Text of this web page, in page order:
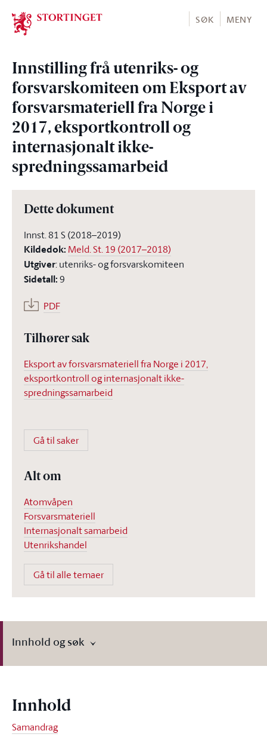
Stortinget.no
SØK MENY
Innstilling frå utenriks- og
forsvarskomiteen om Eksport av
forsvarsmateriell fra Norge i
2017, eksportkontroll og
internasjonalt ikke-
spredningssamarbeid
Dette dokument
Innst. 81 S (2018–2019)
Kildedok: Meld. St. 19 (2017–2018)
Utgiver:utenriks- og forsvarskomiteen
Sidetall:9
PDF
Tilhører sak
Eksport av forsvarsmateriell fra Norge i 2017,
eksportkontroll og internasjonalt ikke-
spredningssamarbeid
Gå til saker
Alt om
Atomvåpen
Forsvarsmateriell
Internasjonalt samarbeid
Utenrikshandel
Gå til alle temaer
Innhold og søk
Innhold
Samandrag